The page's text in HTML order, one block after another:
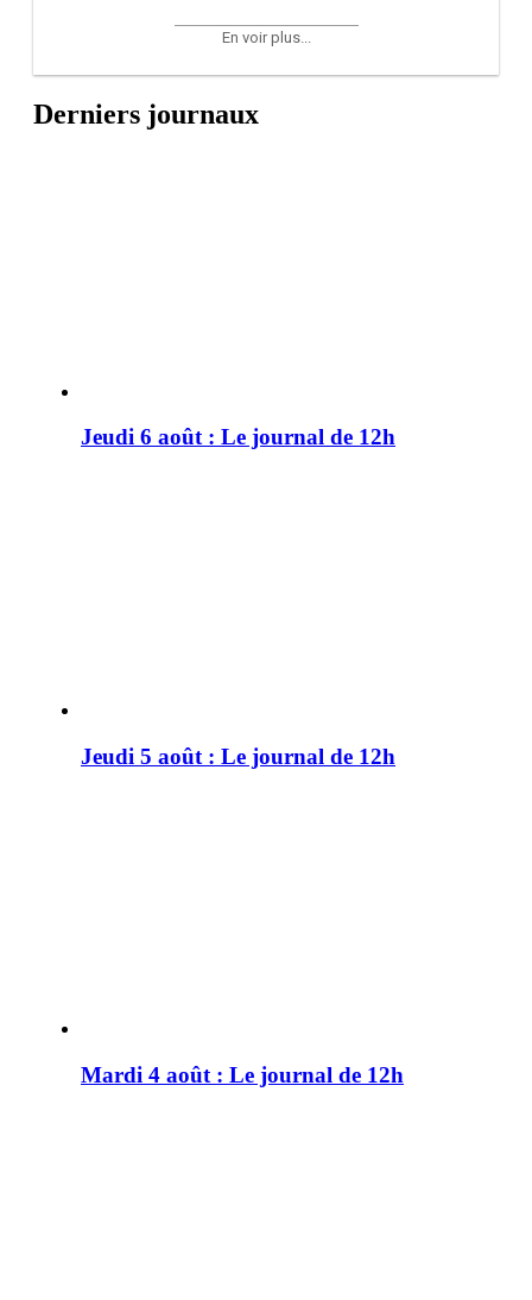
En voir plus...
Derniers journaux
Jeudi 6 août : Le journal de 12h
Jeudi 5 août : Le journal de 12h
Mardi 4 août : Le journal de 12h